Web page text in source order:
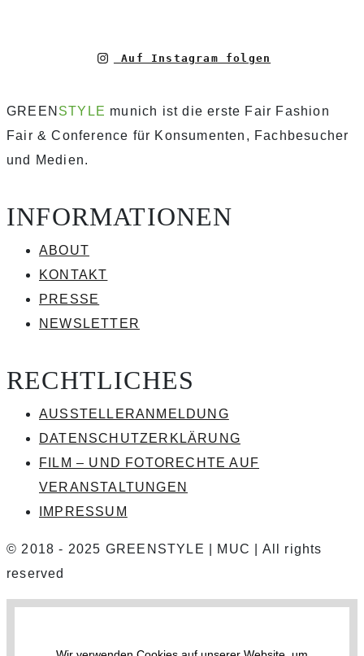
Auf Instagram folgen
GREEN STYLE munich ist die erste Fair Fashion
Fair & Conference für Konsumenten, Fachbesucher
und Medien.
INFORMATIONEN
ABOUT
KONTAKT
PRESSE
NEWSLETTER
RECHTLICHES
AUSSTELLERANMELDUNG
DATENSCHUTZERKLÄRUNG
FILM – UND FOTORECHTE AUF
VERANSTALTUNGEN
IMPRESSUM
© 2018 - 2025 GREENSTYLE | MUC | All rights
reserved